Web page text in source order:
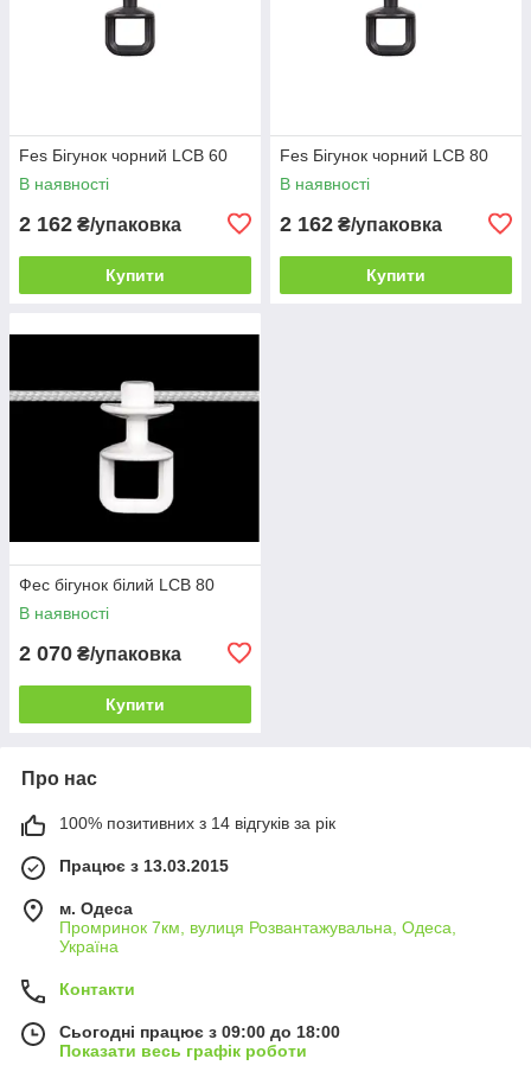
Fes Бігунок чорний LCB 60
В наявності
2 162 ₴/упаковка
Купити
Fes Бігунок чорний LCB 80
В наявності
2 162 ₴/упаковка
Купити
Фес бігунок білий LCB 80
В наявності
2 070 ₴/упаковка
Купити
Про нас
100% позитивних з 14 відгуків за рік
Працює з 13.03.2015
м. Одеса
Промринок 7км, вулиця Розвантажувальна, Одеса,
Україна
Контакти
Сьогодні працює з 09:00 до 18:00
Показати весь графік роботи